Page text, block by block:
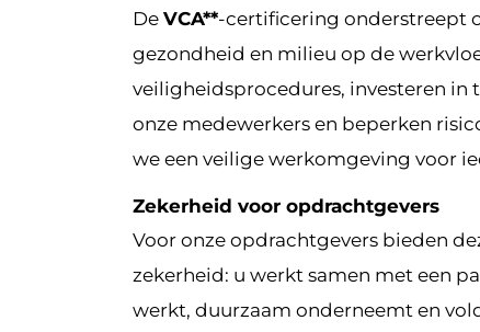
De VCA**-certificering onderstreept
gezondheid en milieu op de
veiligheidsprocedures, investeren
onze medewerkers en beperken
we een veilige werkomgeving voor
Zekerheid voor opdrachtgevers
Voor onze opdrachtgevers bieden
zekerheid: u werkt samen met een
werkt, duurzaam onderneemt en